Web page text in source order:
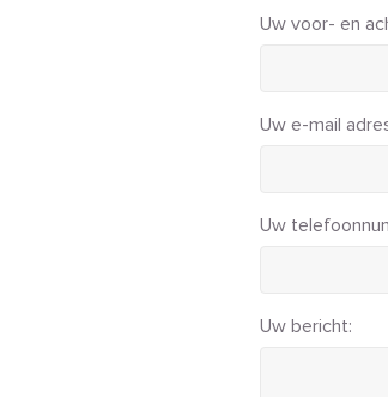
Uw voor- en
Uw e-mail
Uw
Uw bericht: